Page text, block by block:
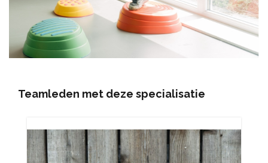
Teamleden met deze specialisatie